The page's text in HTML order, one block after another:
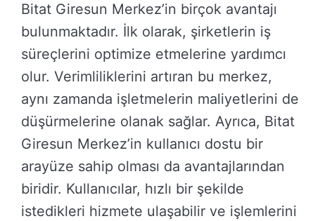
Bitat Giresun Merkez’in birçok avantajı
bulunmaktadır. İlk olarak, şirketlerin iş
süreçlerini optimize etmelerine yardımcı
olur. Verimliliklerini artıran bu merkez,
aynı zamanda işletmelerin maliyetlerini de
düşürmelerine olanak sağlar. Ayrıca, Bitat
Giresun Merkez’in kullanıcı dostu bir
arayüze sahip olması da avantajlarından
biridir. Kullanıcılar, hızlı bir şekilde
istedikleri hizmete ulaşabilir ve işlemlerini